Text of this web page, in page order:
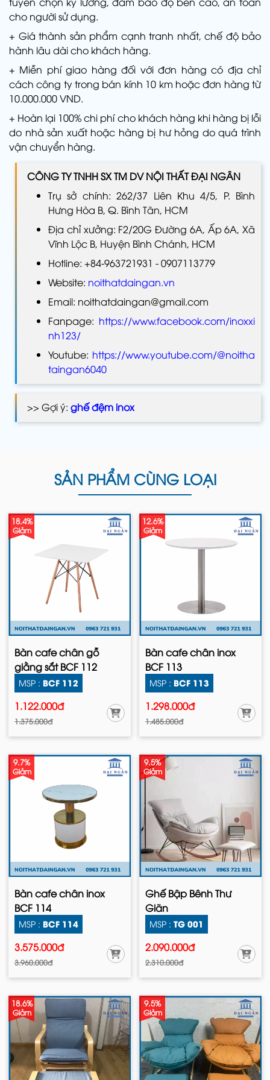
cho người sử dụng.
+ Giá thành sản phẩm cạnh tranh nhất, chế độ bảo
hành lâu dài cho khách hàng.
+ Miễn phí giao hàng đối với đơn hàng có địa chỉ
cách công ty trong bán kính 10 km hoặc đơn hàng từ
10.000.000 VND.
+ Hoàn lại 100% chi phí cho khách hàng khi hàng bị lỗi
do nhà sản xuất hoặc hàng bị hư hỏng do quá trình
vận chuyển hàng.
CÔNG TY TNHH SX TM DV NỘI THẤT ĐẠI NGÂN
Trụ sở chính: 262/37 Liên Khu 4/5, P. Bình
Hưng Hòa B, Q. Bình Tân, HCM
Địa chỉ xưởng: F2/20G Đường 6A, Ấp 6A, Xã
Vĩnh Lộc B, Huyện Bình Chánh, HCM
Hotline: +84-963721931 - 0907113779
Website: noithatdaingan.vn
Email: noithatdaingan@gmail.com
Fanpage: https://www.facebook.com/inoxxi
nh123/
Youtube: https://www.youtube.com/@noitha
taingan6040
>> Gợi ý: ghế đệm inox
SẢN PHẨM CÙNG LOẠI
18.4%
Giảm
Bàn cafe chân gỗ
giằng sắt BCF 112
MSP : BCF 112
1.122.000đ
1.375.000đ
12.6%
Giảm
Bàn cafe chân inox
BCF 113
MSP : BCF 113
1.298.000đ
1.485.000đ
9.7%
Giảm
Bàn cafe chân inox
BCF 114
MSP : BCF 114
3.575.000đ
3.960.000đ
9.5%
Giảm
Ghế Bập Bênh Thư
Giãn
MSP : TG 001
2.090.000đ
2.310.000đ
18.6%
Giảm
9.5%
Giảm